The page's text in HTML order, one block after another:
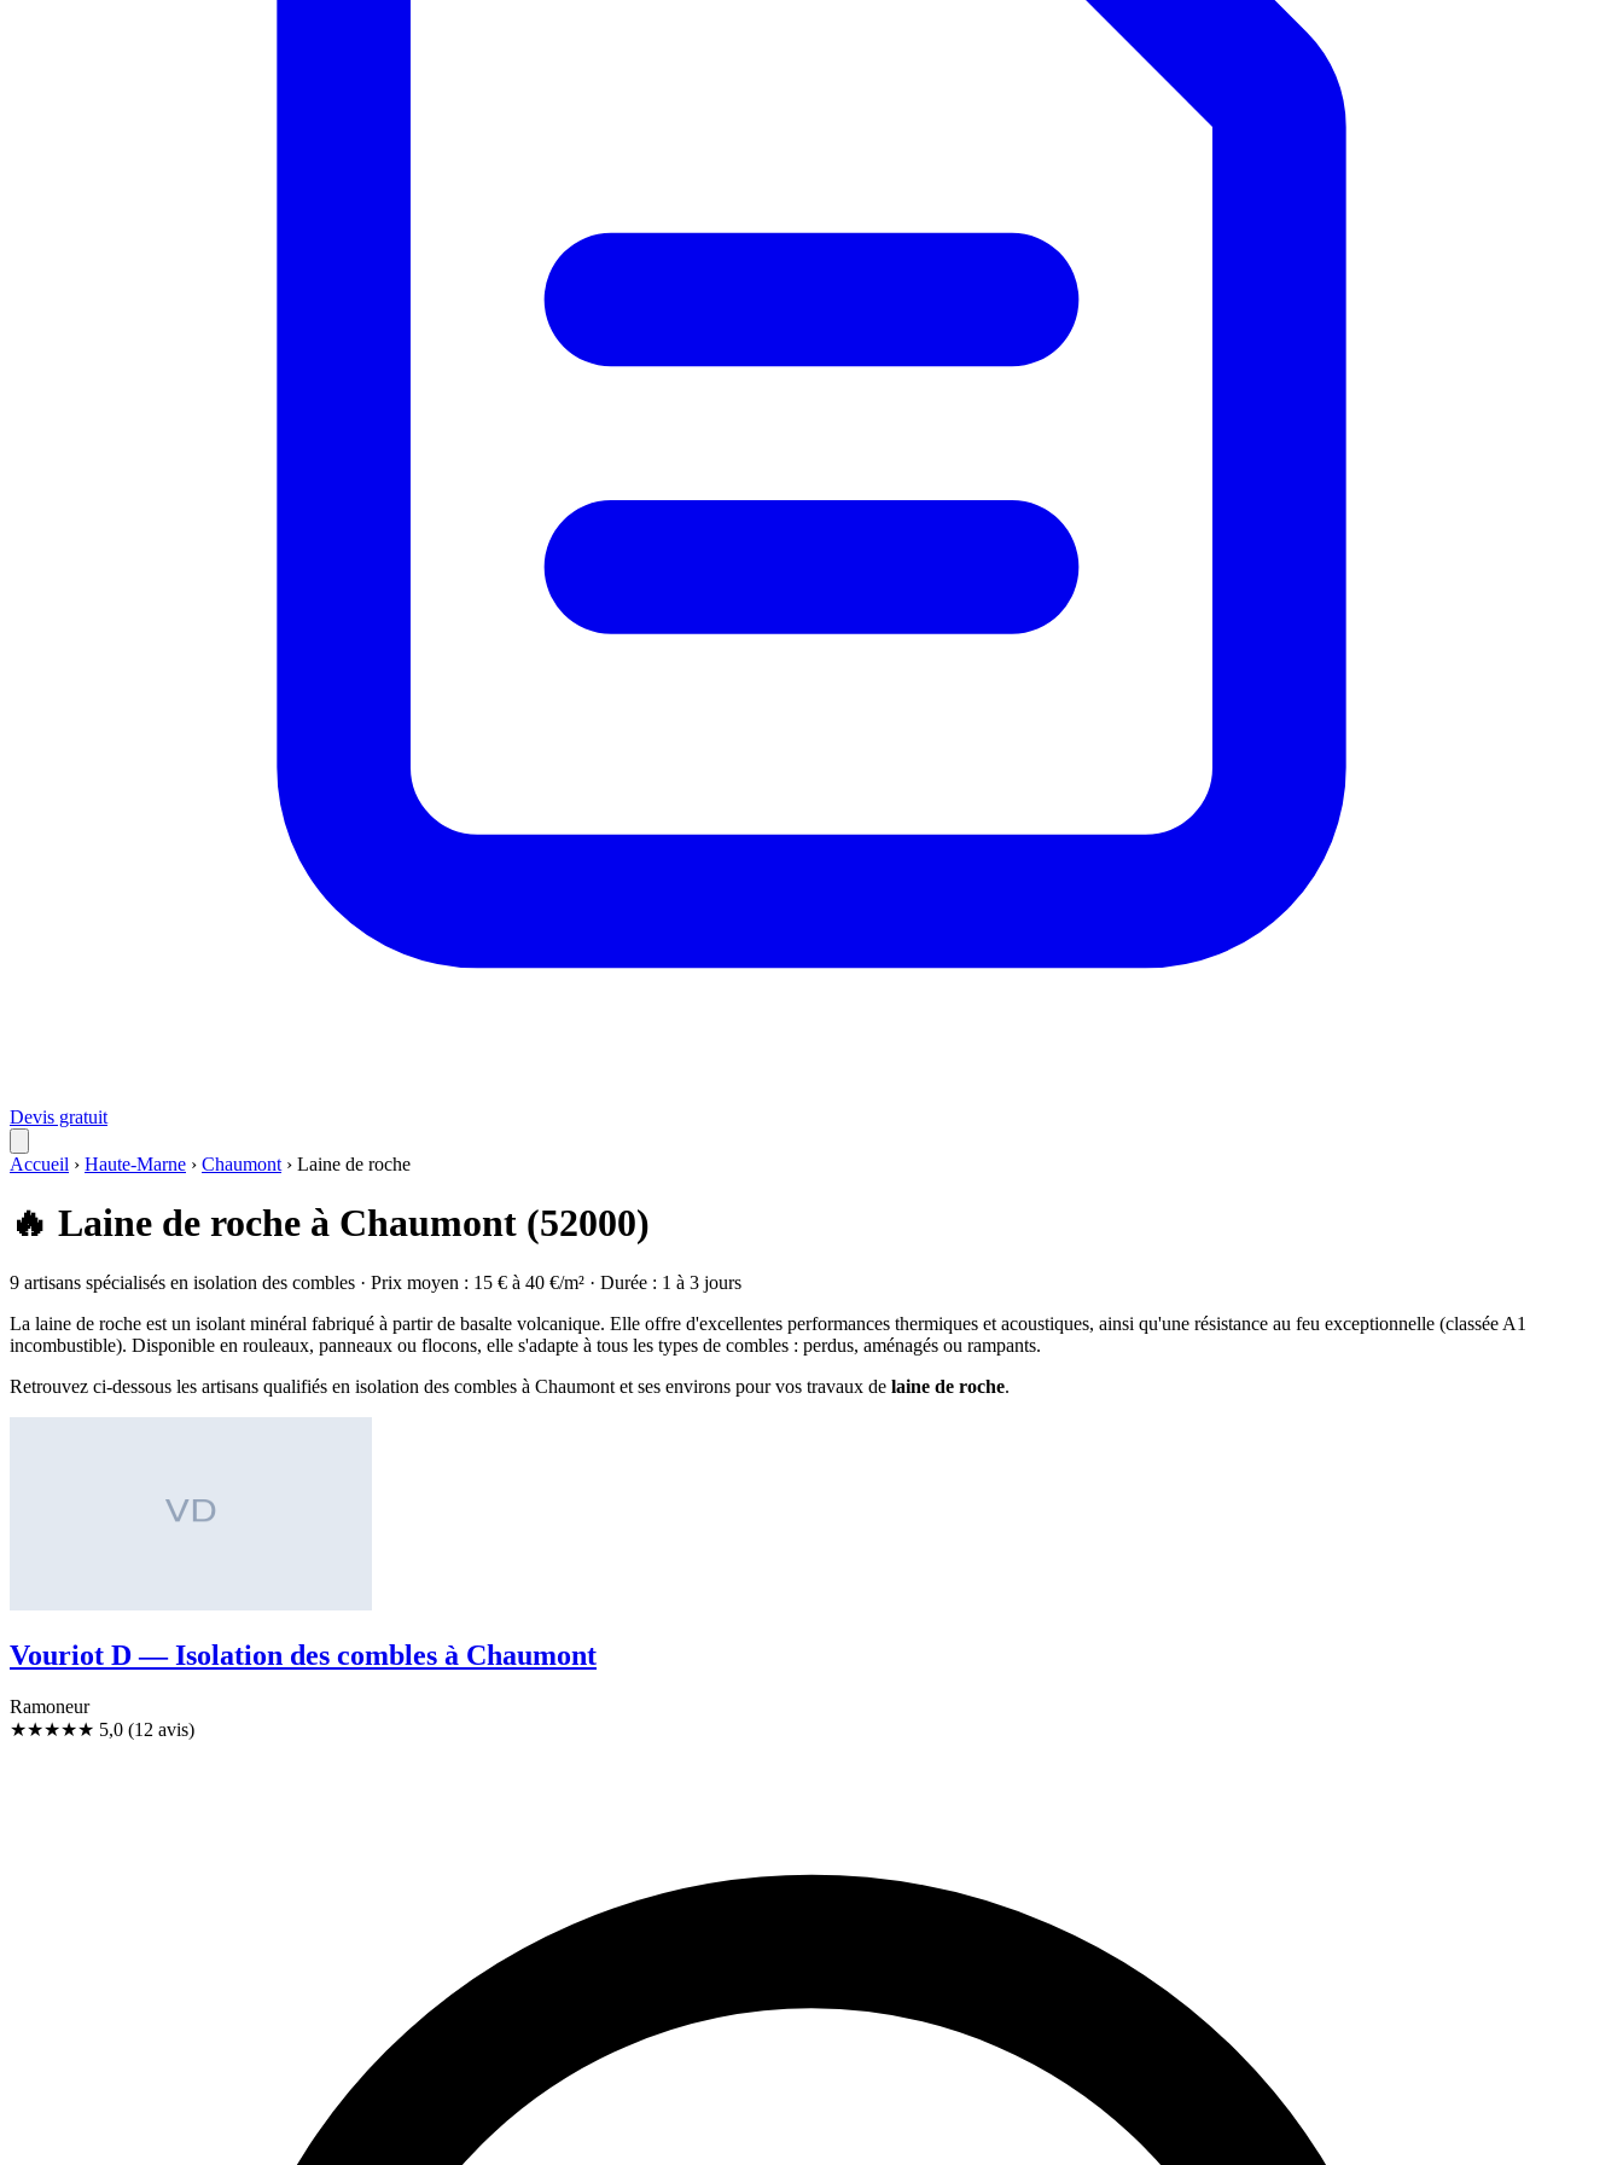
Devis gratuit
Accueil › Haute-Marne › Chaumont › Laine de roche
🔥 Laine de roche à Chaumont (52000)
9 artisans spécialisés en isolation des combles · Prix moyen : 15 € à 40 €/m² · Durée : 1 à 3 jours
La laine de roche est un isolant minéral fabriqué à partir de basalte volcanique. Elle offre d'excellentes performances thermiques et acoustiques, ainsi qu'une résistance au feu exceptionnelle (classée A1
incombustible). Disponible en rouleaux, panneaux ou flocons, elle s'adapte à tous les types de combles : perdus, aménagés ou rampants.
Retrouvez ci-dessous les artisans qualifiés en isolation des combles à Chaumont et ses environs pour vos travaux de laine de roche.
Vouriot D — Isolation des combles à Chaumont
Ramoneur
★★★★★ 5,0 (12 avis)